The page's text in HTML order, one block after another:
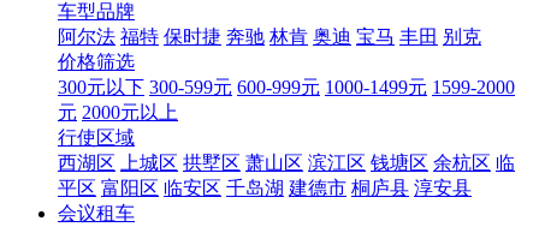
车型品牌
阿尔法 福特 保时捷 奔驰 林肯 奥迪 宝马 丰田 别克
价格筛选
300元以下 300-599元 600-999元 1000-1499元 1599-2000
元 2000元以上
行使区域
西湖区
上城区 拱墅区 萧山区 滨江区 钱塘区 余杭区 临
平区 富阳区 临安区 千岛湖 建德市 桐庐县 淳安县
会议租车